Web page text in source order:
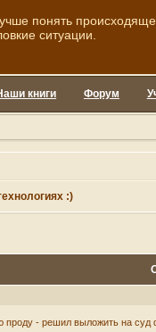
понять
ситуации.
книги Форум
:)
проду - решил выложить на